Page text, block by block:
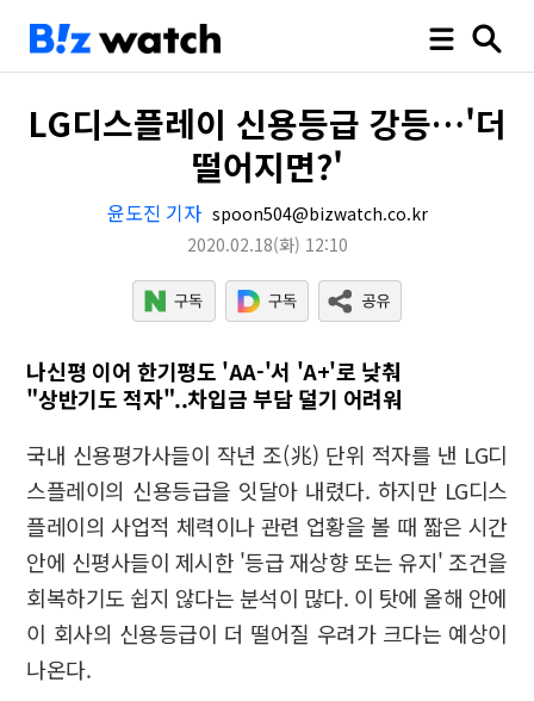
LG디스플레이 신용등급 강등…'더
떨어지면?'
윤도진 기자 spoon504@bizwatch.co.kr
2020.02.18(화) 12:10
나신평 이어 한기평도 'AA-'서 'A+'로 낮춰
"상반기도 적자"..차입금 부담 덜기 어려워
국내 신용평가사들이 작년 조(兆) 단위 적자를 낸 LG디
스플레이의 신용등급을 잇달아 내렸다. 하지만 LG디스
플레이의 사업적 체력이나 관련 업황을 볼 때 짧은 시간
안에 신평사들이 제시한 '등급 재상향 또는 유지' 조건을
회복하기도 쉽지 않다는 분석이 많다. 이 탓에 올해 안에
이 회사의 신용등급이 더 떨어질 우려가 크다는 예상이
나온다.